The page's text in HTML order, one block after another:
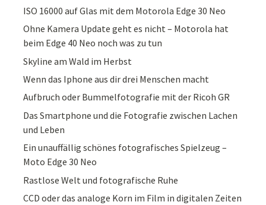
ISO 16000 auf Glas mit dem Motorola Edge 30 Neo
Ohne Kamera Update geht es nicht – Motorola hat
beim Edge 40 Neo noch was zu tun
Skyline am Wald im Herbst
Wenn das Iphone aus dir drei Menschen macht
Aufbruch oder Bummelfotografie mit der Ricoh GR
Das Smartphone und die Fotografie zwischen Lachen
und Leben
Ein unauffällig schönes fotografisches Spielzeug –
Moto Edge 30 Neo
Rastlose Welt und fotografische Ruhe
CCD oder das analoge Korn im Film in digitalen Zeiten